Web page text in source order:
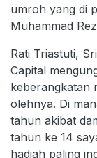
umroh yang di
Muhammad
Rati Triastuti,
Capital
keberangkatan
olehnya. Di
tahun akibat
tahun ke 14
hadiah paling